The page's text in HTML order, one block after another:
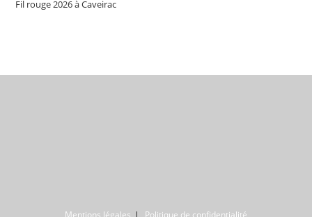
Fil rouge 2026 à Caveirac
Mentions légales Politique de confidentialité